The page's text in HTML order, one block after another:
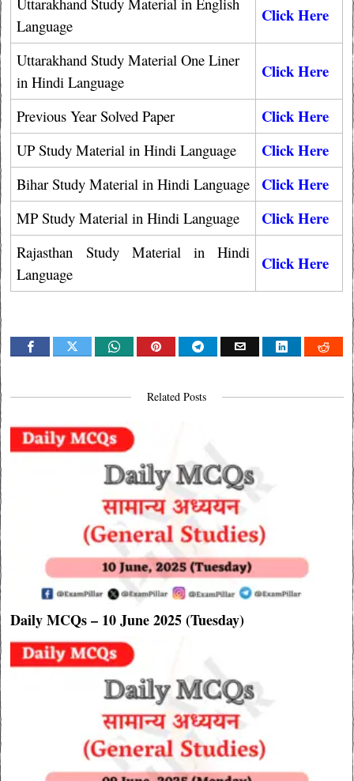
Language
Click Here
Uttarakhand Study Material One Liner
in Hindi Language
Click Here
Previous Year Solved Paper Click Here
UP Study Material in Hindi Language Click Here
Bihar Study Material in Hindi Language Click Here
MP Study Material in Hindi Language Click Here
Rajasthan Study Material in Hindi
Language
Click Here
Related Posts
Daily MCQs – 10 June 2025 (Tuesday)